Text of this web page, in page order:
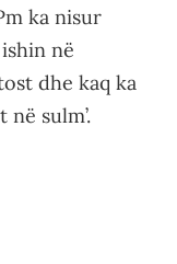
ka nisur
në
dhe kaq ka
sulm’.